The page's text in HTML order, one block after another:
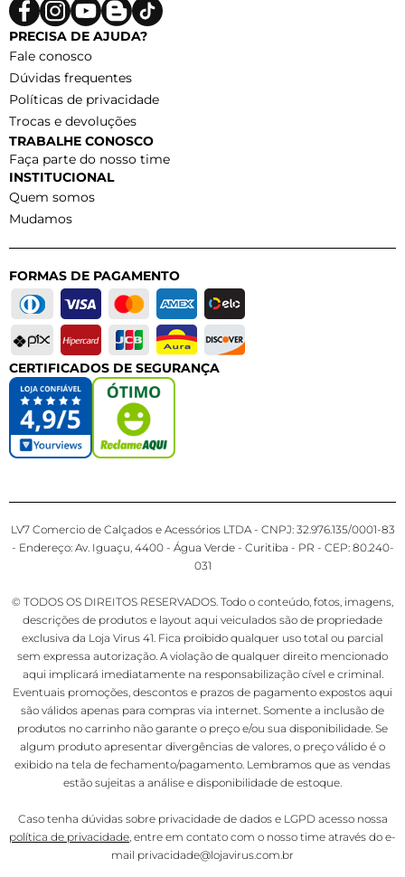
PRECISA DE AJUDA?
Fale conosco
Dúvidas frequentes
Políticas de privacidade
Trocas e devoluções
TRABALHE CONOSCO
Faça parte do nosso time
INSTITUCIONAL
Quem somos
Mudamos
FORMAS DE PAGAMENTO
CERTIFICADOS DE SEGURANÇA
LV7 Comercio de Calçados e Acessórios LTDA - CNPJ: 32.976.135/0001-83
- Endereço: Av. Iguaçu, 4400 - Água Verde - Curitiba - PR - CEP: 80.240-
031
© TODOS OS DIREITOS RESERVADOS. Todo o conteúdo, fotos, imagens,
descrições de produtos e layout aqui veiculados são de propriedade
exclusiva da Loja Virus 41. Fica proibido qualquer uso total ou parcial
sem expressa autorização. A violação de qualquer direito mencionado
aqui implicará imediatamente na responsabilização cível e criminal.
Eventuais promoções, descontos e prazos de pagamento expostos aqui
são válidos apenas para compras via internet. Somente a inclusão de
produtos no carrinho não garante o preço e/ou sua disponibilidade. Se
algum produto apresentar divergências de valores, o preço válido é o
exibido na tela de fechamento/pagamento. Lembramos que as vendas
estão sujeitas a análise e disponibilidade de estoque.
Caso tenha dúvidas sobre privacidade de dados e LGPD acesso nossa
política de privacidade , entre em contato com o nosso time através do e-
mail privacidade@lojavirus.com.br